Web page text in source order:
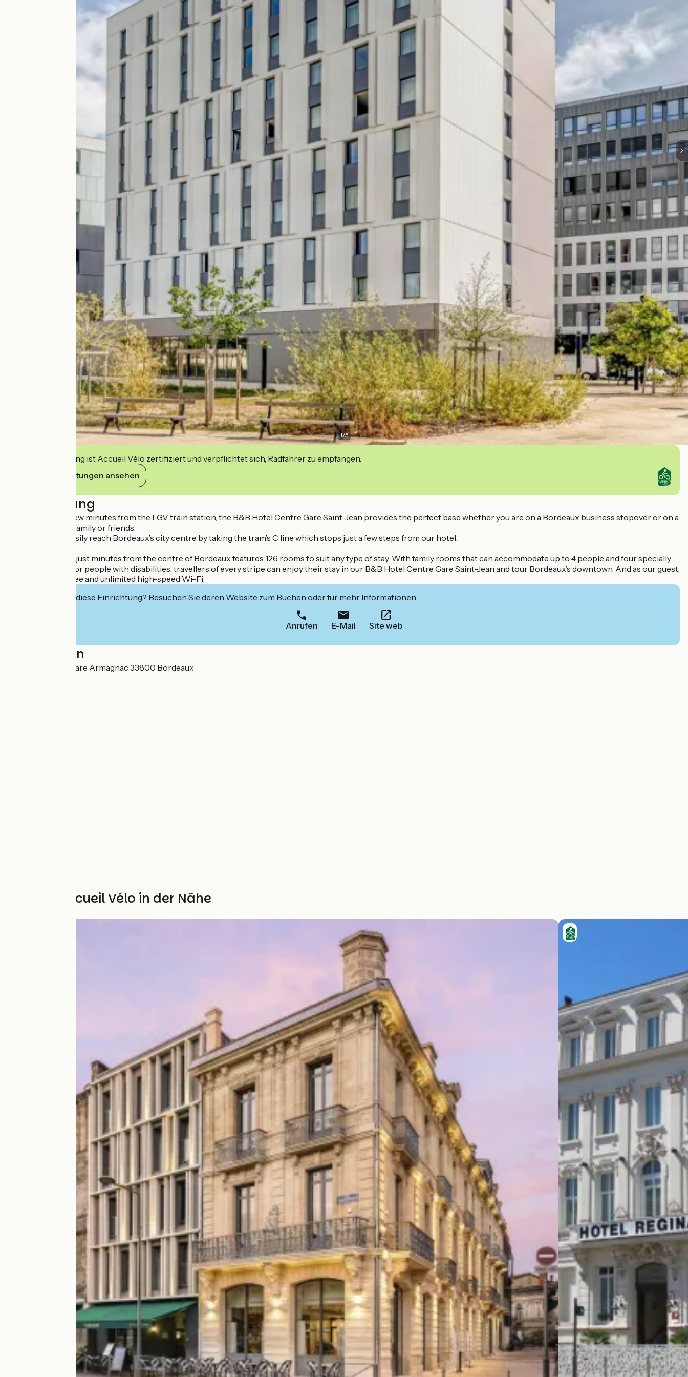
1/5
Diese Einrichtung ist Accueil Vélo zertifiziert und verpflichtet sich, Radfahrer zu empfangen.
Ihre Verpflichtungen ansehen
Beschreibung
Ideally situated a few minutes from the LGV train station, the B&B Hotel Centre Gare Saint-Jean provides the perfect base whether you are on a Bordeaux business stopover or on a
holiday with your family or friends.
Our guests can easily reach Bordeaux’s city centre by taking the tram’s C line which stops just a few steps from our hotel.
Our hotel located just minutes from the centre of Bordeaux features 126 rooms to suit any type of stay. With family rooms that can accommodate up to 4 people and four specially
equipped rooms for people with disabilities, travellers of every stripe can enjoy their stay in our B&B Hotel Centre Gare Saint-Jean and tour Bordeaux’s downtown. And as our guest,
you’ll also enjoy free and unlimited high-speed Wi-Fi.
Interessiert Sie diese Einrichtung? Besuchen Sie deren Website zum Buchen oder für mehr Informationen.
Anrufen E-Mail Site web
Localisation
7 allée du Corail Gare Armagnac 33800 Bordeaux
Weitere Accueil Vélo in der Nähe